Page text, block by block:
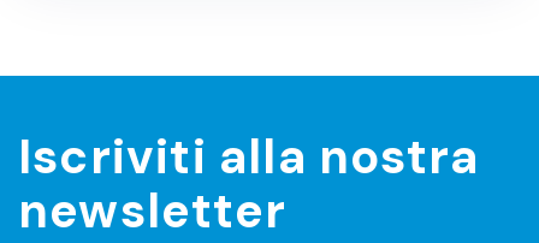
Iscriviti alla nostra
newsletter